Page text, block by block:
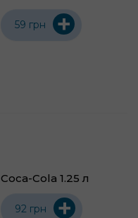
59 грн +
Coca-Cola 1.25 л
92 грн +